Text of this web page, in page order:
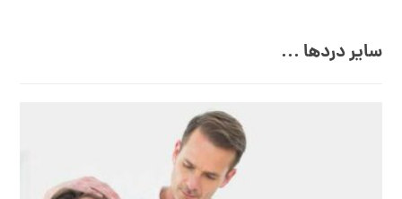
سایر دردها ...